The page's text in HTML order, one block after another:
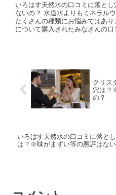
いろはす天然水の口コミに落と
ないの？ 水道水よりもミネラル
たくさんの種類にお悩みではあり
について購入されたみなさんの口
クリス
穴は？
の？
いろはす天然水の口コミに落と
は？※味がまずい等の悪評はない